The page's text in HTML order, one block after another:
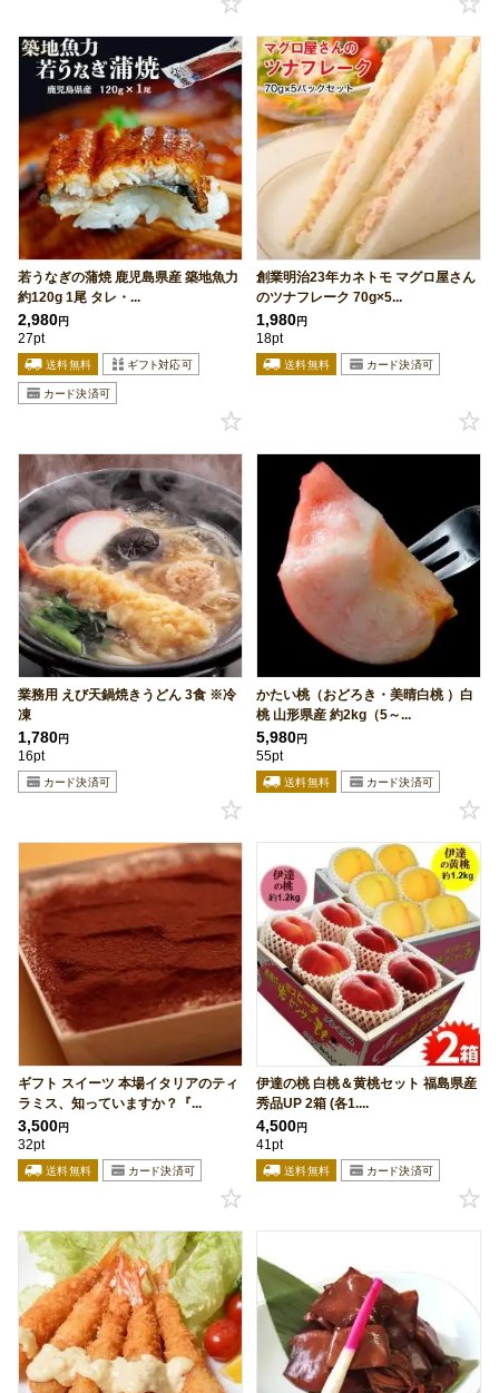
若うなぎの蒲焼 鹿児島県産 築地魚力
約120g 1尾 タレ・...
2,980円
27pt
創業明治23年カネトモ マグロ屋さん
のツナフレーク 70g×5...
1,980円
18pt
業務用 えび天鍋焼きうどん 3食 ※冷
凍
1,780円
16pt
かたい桃（おどろき・美晴白桃 ）白
桃 山形県産 約2kg（5～...
5,980円
55pt
ギフト スイーツ 本場イタリアのティ
ラミス、知っていますか？『...
3,500円
32pt
伊達の桃 白桃＆黄桃セット 福島県産
秀品UP 2箱 (各1....
4,500円
41pt